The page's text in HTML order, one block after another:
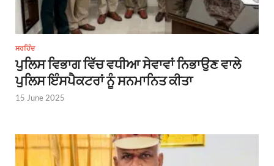
ਸਰਹਿੰਦ
ਪੁਲਿਸ ਵਿਭਾਗ ਵਿੱਚ ਵਧੀਆ ਸੇਵਾਵਾਂ ਨਿਭਾਉਣ ਵਾਲੇ
ਪੁਲਿਸ ਇੰਸਪੈਕਟਰਾਂ ਨੂੰ ਸਨਮਾਨਿਤ ਕੀਤਾ
15 June 2025